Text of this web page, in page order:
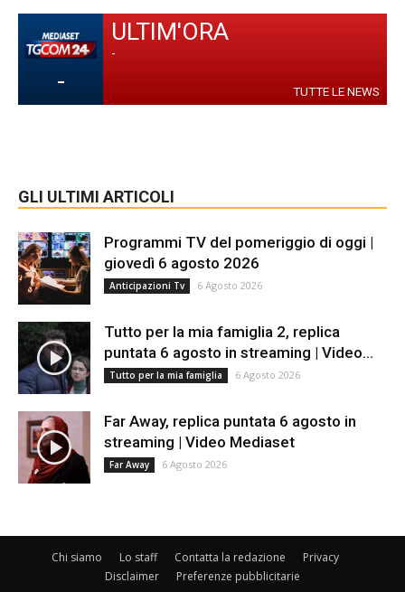
-
ULTIM'ORA
-
TUTTE LE NEWS
GLI ULTIMI ARTICOLI
Programmi TV del pomeriggio di oggi |
giovedì 6 agosto 2026
Anticipazioni Tv 6 Agosto 2026
Tutto per la mia famiglia 2, replica
puntata 6 agosto in streaming | Video...
Tutto per la mia famiglia 6 Agosto 2026
Far Away, replica puntata 6 agosto in
streaming | Video Mediaset
Far Away 6 Agosto 2026
Chi siamo Lo staff Contatta la redazione
Privacy
Disclaimer
Preferenze pubblicitarie